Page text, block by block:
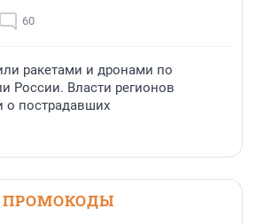
60
ракетами и дронами по
России. Власти регионов
о пострадавших
ПРОМОКОДЫ